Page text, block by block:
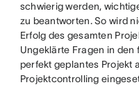
schwierig werden,
zu beantworten. So wird
Erfolg des gesamten
Ungeklärte Fragen in
perfekt geplantes Projekt
Projektcontrolling